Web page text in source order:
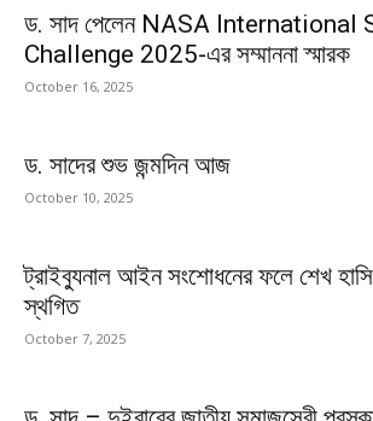
ড. সাদ পেলেন NASA International
Challenge 2025-এর সম্মাননা স্মারক
October 16, 2025
ড. সাদের শুভ জন্মদিন আজ
October 10, 2025
ট্রাইব্যুনাল আইন সংশোধনের ফলে শেখ
স্থগিত
October 7, 2025